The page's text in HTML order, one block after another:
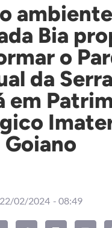
Bia
o
da
em
Goiano
22/02/2024 - 08:49